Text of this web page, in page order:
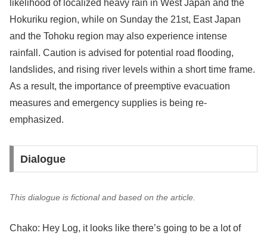
likelihood of localized heavy rain in West Japan and the
Hokuriku region, while on Sunday the 21st, East Japan
and the Tohoku region may also experience intense
rainfall. Caution is advised for potential road flooding,
landslides, and rising river levels within a short time frame.
As a result, the importance of preemptive evacuation
measures and emergency supplies is being re-
emphasized.
Dialogue
This dialogue is fictional and based on the article.
Chako: Hey Log, it looks like there’s going to be a lot of